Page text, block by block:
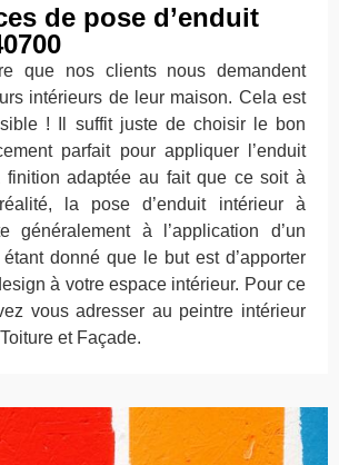
de pose d’enduit
que nos clients nous demandent
intérieurs de leur maison. Cela est
! Il suffit juste de choisir le bon
parfait pour appliquer l’enduit
finition adaptée au fait que ce soit à
la pose d’enduit intérieur à
généralement à l’application d’un
donné que le but est d’apporter
à votre espace intérieur. Pour ce
vous adresser au peintre intérieur
et Façade.